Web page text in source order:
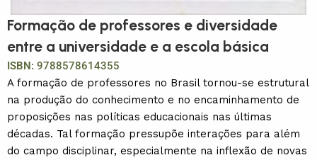
Formação de professores e diversidade
entre a universidade e a escola básica
ISBN: 9788578614355
A formação de professores no Brasil tornou-se estrutural
na produção do conhecimento e no encaminhamento de
proposições nas políticas educacionais nas últimas
décadas. Tal formação pressupõe interações para além
do campo disciplinar, especialmente na inflexão de novas